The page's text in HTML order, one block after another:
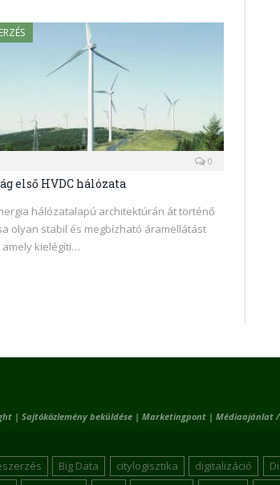
0
első HVDC hálózata
hálózatalapú architektúrán át történő
olyan stabil és megbízható áramellátást
amely kielégíti…
| Sajtóközlemény beküldése | Marketingpont | Médiaajánlat
Big Data citylogisztika digitalizáció